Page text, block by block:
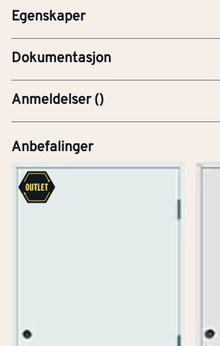
Egenskaper
Dokumentasjon
YTE-Ytelseserklæring (CE-merking)
Anmeldelser()
Anbefalinger